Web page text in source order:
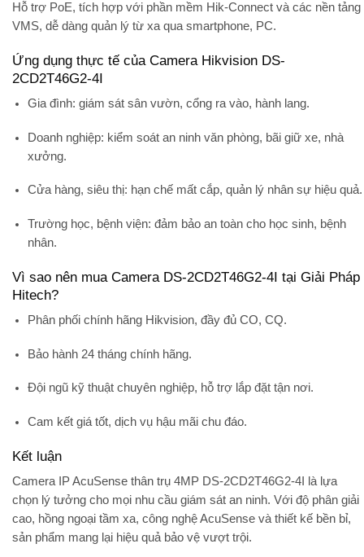
Hỗ trợ PoE, tích hợp với phần mềm Hik-Connect và các nền tảng
VMS, dễ dàng quản lý từ xa qua smartphone, PC.
Ứng dụng thực tế của Camera Hikvision DS-
2CD2T46G2-4I
Gia đình: giám sát sân vườn, cổng ra vào, hành lang.
Doanh nghiệp: kiểm soát an ninh văn phòng, bãi giữ xe, nhà
xưởng.
Cửa hàng, siêu thị: hạn chế mất cắp, quản lý nhân sự hiệu quả.
Trường học, bệnh viện: đảm bảo an toàn cho học sinh, bệnh
nhân.
Vì sao nên mua Camera DS-2CD2T46G2-4I tại Giải Pháp
Hitech?
Phân phối chính hãng Hikvision, đầy đủ CO, CQ.
Bảo hành 24 thángchính hãng.
Đội ngũ kỹ thuật chuyên nghiệp, hỗ trợ lắp đặt tận nơi.
Cam kết giá tốt, dịch vụ hậu mãi chu đáo.
Kết luận
Camera IP AcuSense thân trụ 4MP DS-2CD2T46G2-4I
là lựa
chọn lý tưởng cho mọi nhu cầu giám sát an ninh. Với độ phân giải
cao, hồng ngoại tầm xa, công nghệ AcuSense và thiết kế bền bỉ,
sản phẩm mang lại hiệu quả bảo vệ vượt trội.